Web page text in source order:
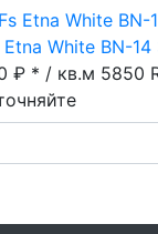
Etna White BN-
₽ * / кв.м 5850